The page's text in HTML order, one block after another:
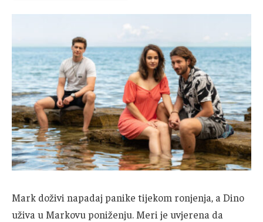
Mark doživi napadaj panike tijekom ronjenja, a Dino
uživa u Markovu poniženju. Meri je uvjerena da